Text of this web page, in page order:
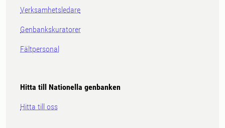
Verksamhetsledare
Genbankskuratorer
Fältpersonal
Hitta till Nationella genbanken
Hitta till oss